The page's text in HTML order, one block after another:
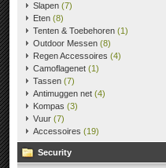
Slapen (7)
Eten (8)
Tenten & Toebehoren (1)
Outdoor Messen (8)
Regen Accessoires (4)
Camoflagenet (1)
Tassen (7)
Antimuggen net (4)
Kompas (3)
Vuur (7)
Accessoires (19)
Security